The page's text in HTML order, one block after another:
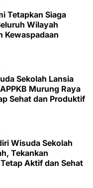
Tetapkan Siaga
Wilayah
Kewaspadaan
Sekolah Lansia
Murung Raya
Sehat dan Produktif
Wisuda Sekolah
Tekankan
Aktif dan Sehat